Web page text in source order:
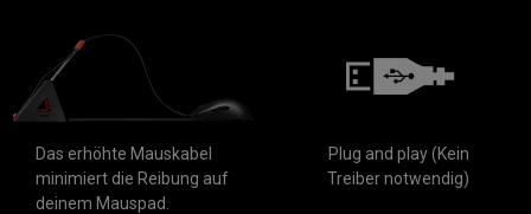
Das erhöhte Mauskabel
minimiert die Reibung auf
deinem Mauspad.
Plug and play (Kein
Treiber notwendig)